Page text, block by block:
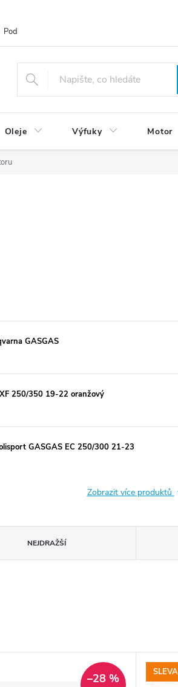
Podmínky ochrany osobních údajů
Oleje Výfuky Motor
GASGAS
250/350 19-22 oranžový
GASGAS EC 250/300 21-23
Zobrazit více produktů
NEJDRAŽŠÍ
–28 %